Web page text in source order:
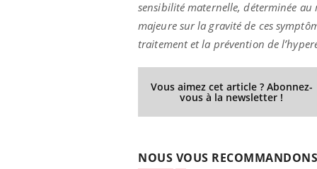
sensibilité maternelle, déterminée au
majeure sur la gravité de ces
traitement et la prévention de
Vous aimez cet article ? Abonnez-
vous à la newsletter !
NOUS VOUS RECOMMANDONS
Un « jumeau numérique » pour
faciliter l’accès à la médecine
Youtube
Un établissement lié à un groupe
numérique » permet ...